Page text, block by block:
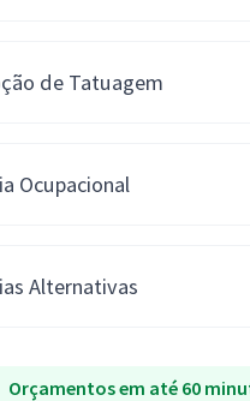
de Tatuagem
Ocupacional
Alternativas
Orçamentos em até 60